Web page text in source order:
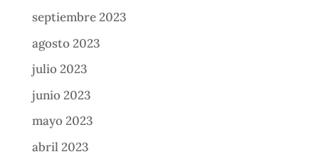
septiembre 2023
agosto 2023
julio 2023
junio 2023
mayo 2023
abril 2023